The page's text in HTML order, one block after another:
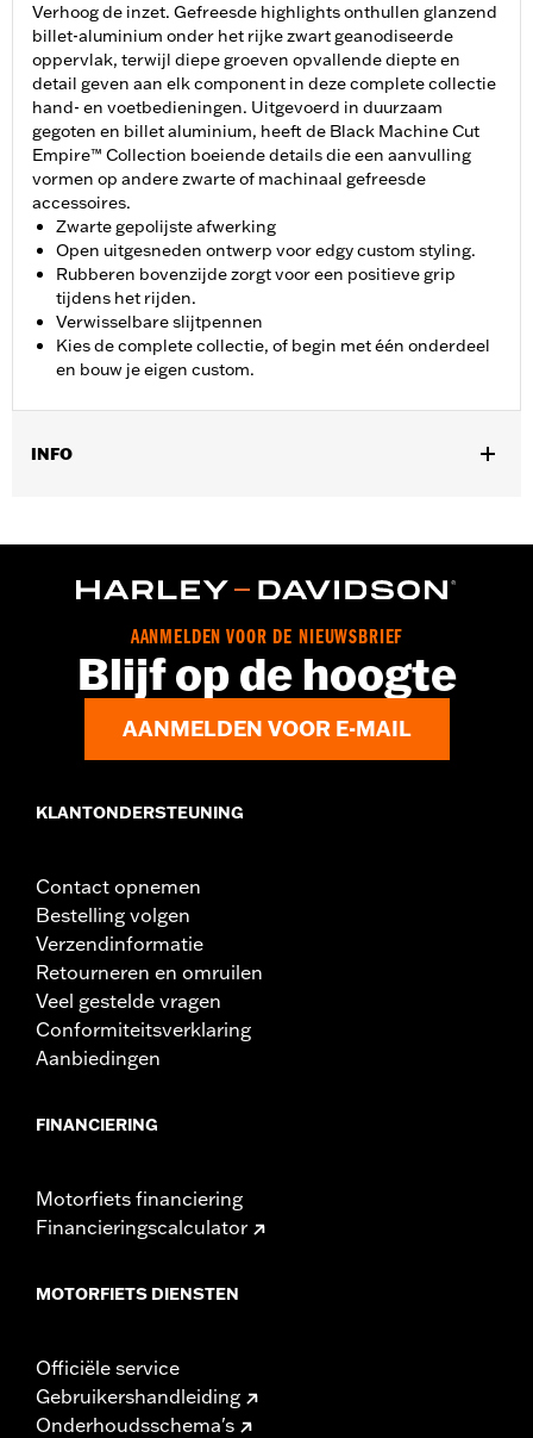
Verhoog de inzet. Gefreesde highlights onthullen glanzend
billet-aluminium onder het rijke zwart geanodiseerde
oppervlak, terwijl diepe groeven opvallende diepte en
detail geven aan elk component in deze complete collectie
hand- en voetbedieningen. Uitgevoerd in duurzaam
gegoten en billet aluminium, heeft de Black Machine Cut
Empire™ Collection boeiende details die een aanvulling
vormen op andere zwarte of machinaal gefreesde
accessoires.
Zwarte gepolijste afwerking
Open uitgesneden ontwerp voor edgy custom styling.
Rubberen bovenzijde zorgt voor een positieve grip
tijdens het rijden.
Verwisselbare slijtpennen
Kies de complete collectie, of begin met één onderdeel
en bouw je eigen custom.
INFO
Collectie:Empire
Per stuk verkocht:Twee
In de doos:Linker en rechter voetsteun en montageinstructies
AANMELDEN VOOR DE NIEUWSBRIEF
Blijf op de hoogte
AANMELDEN VOOR E-MAIL
KLANTONDERSTEUNING
Contact opnemen
Bestelling volgen
Verzendinformatie
Retourneren en omruilen
Veel gestelde vragen
Conformiteitsverklaring
Aanbiedingen
FINANCIERING
Motorfiets financiering
Financieringscalculator
MOTORFIETS DIENSTEN
Officiële service
Gebruikershandleiding
Onderhoudsschema's